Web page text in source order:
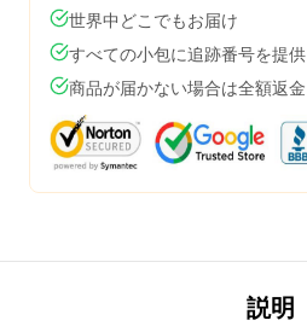
世界中どこでもお届け
すべての小包に追跡番号を提供
商品が届かない場合は全額返金
説明